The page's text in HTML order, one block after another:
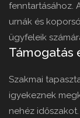
fenntartásához.
urnák és
ügyfeleik
Támogatás
Szakmai
igyekeznek
nehéz